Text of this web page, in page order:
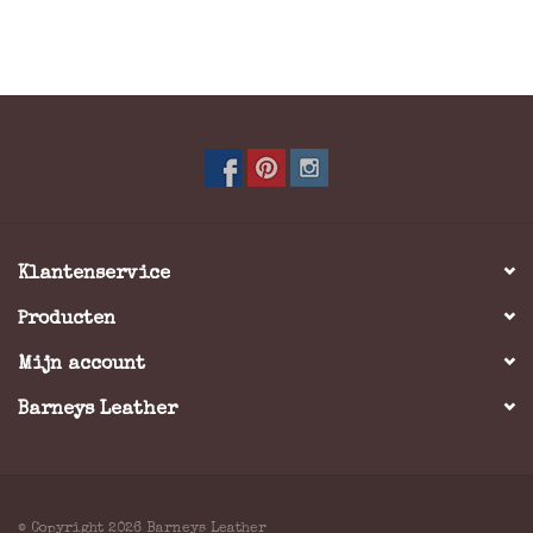
Klantenservice
Producten
Mijn account
Barneys Leather